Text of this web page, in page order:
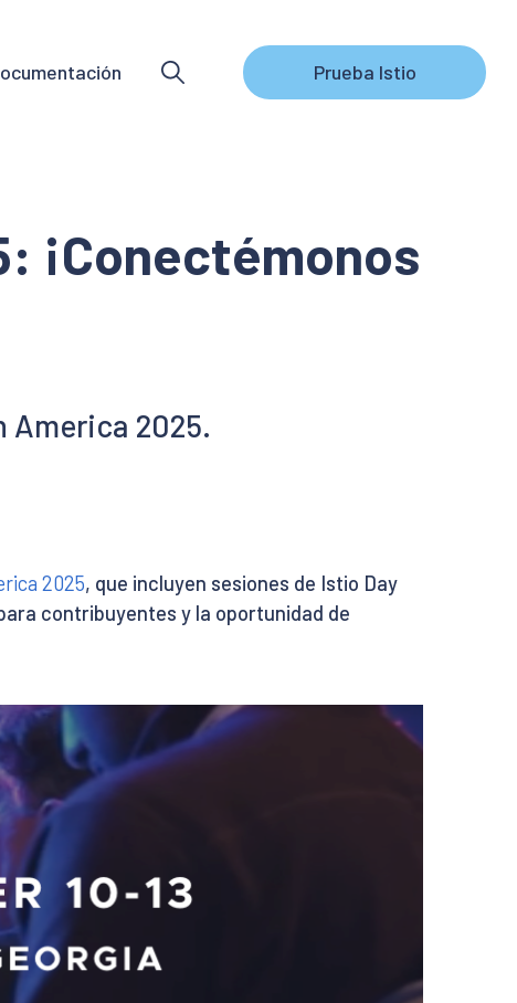
Prueba Istio
¡Conectémonos
America 2025.
2025, que incluyen sesiones de Istio Day
contribuyentes y la oportunidad de